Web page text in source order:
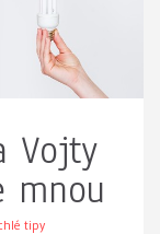
Vojty
mnou
tipy